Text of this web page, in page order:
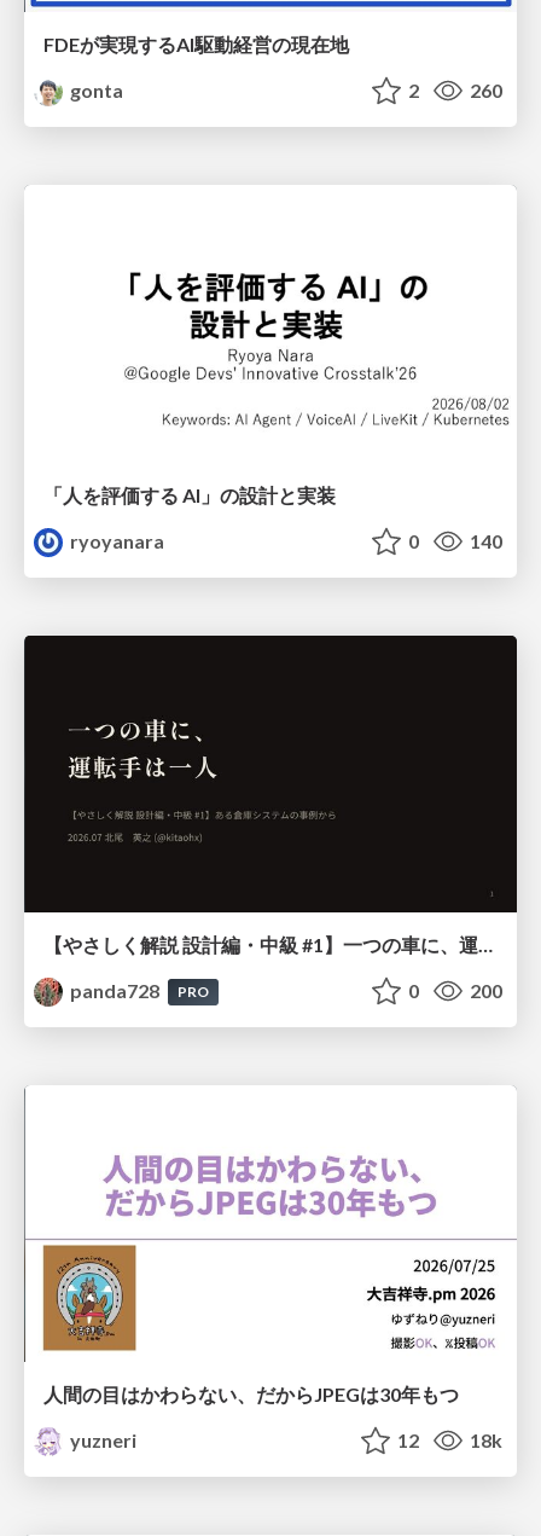
FDEが実現するAI駆動経営の現在地
gonta
2 260
「人を評価する AI」の 設計と実装
ryoyanara
0 140
【やさしく解説 設計編・中級 #1】一つの車に、運転手は一人 ～ある倉庫システムの事例から～
panda728
PRO 0 200
人間の目はかわらない、だからJPEGは30年もつ
yuzneri
12 18k